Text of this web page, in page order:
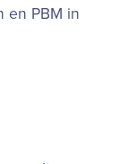
en PBM in